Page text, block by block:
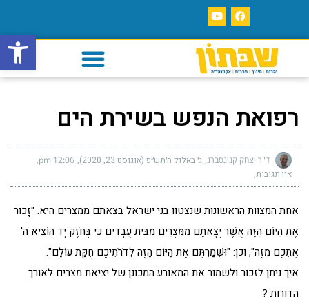
פתח
רפואת הנפש בשירת הים
ד"ר יצחק קניגסברג ג׳ באלול ה׳תש״פ (אוגוסט 23, 2020) 12:06 pm
אין תגובות
אחת המצוות הראשונות שנצטוו בני ישראל בצאתם ממצרים היא: "זָכוֹר
אֶת הַיּוֹם הַזֶּה אֲשֶׁר יְצָאתֶם מִמִּצְרַיִם מִבֵּית עֲבָדִים כִּי בְּחֹזֶק יָד הוֹצִיא ה'
אֶתְכֶם מִזֶּה", וכן: "וּשְׁמַרְתֶּם אֶת הַיּוֹם הַזֶּה לְדֹרֹתֵיכֶם חֻקַּת עוֹלָם".
איך ניתן לזכור ולשמור את המאורע המכונן של יציאת מצרים לאורך
הדורות ?